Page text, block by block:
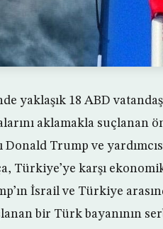
yaklaşık 18 ABD
aklamakla suçlanan
Donald Trump ve
Türkiye’ye karşı
İsrail ve Türkiye
bir Türk bayanının